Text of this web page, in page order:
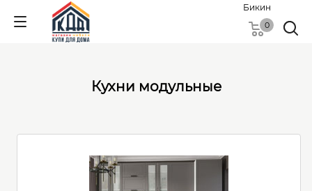
Бикин
0
Кухни модульные